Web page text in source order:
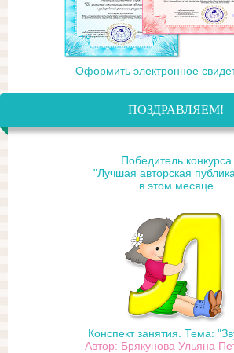
Оформить электронное
ПОЗДРАВЛЯЕМ!
Победитель конкурса
"Лучшая авторская
в этом месяце
Конспект занятия. Тема:
Автор: Брякунова Ульяна